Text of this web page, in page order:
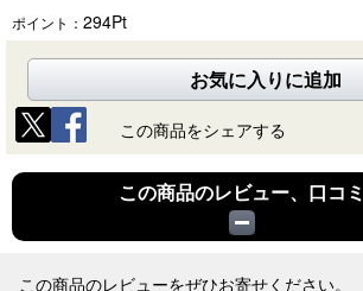
ポイント： 294Pt
お気に入りに追加
この商品をシェアする
この商品のレビュー、口コミ
この商品のレビューをぜひお寄せください。